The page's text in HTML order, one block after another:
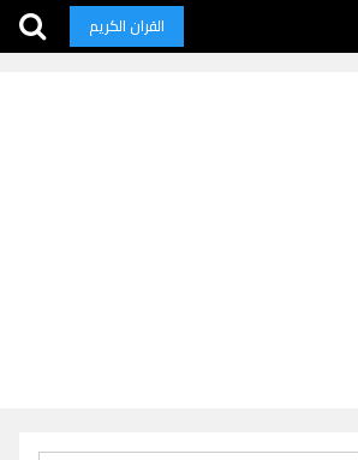
القران الكريم